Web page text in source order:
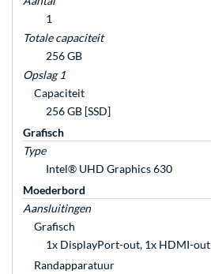
1
Totale capaciteit
256 GB
Opslag 1
Capaciteit
256 GB [SSD]
Grafisch
Type
Intel® UHD Graphics 630
Moederbord
Aansluitingen
Grafisch
1x DisplayPort-out, 1x HDMI-out
Randapparatuur